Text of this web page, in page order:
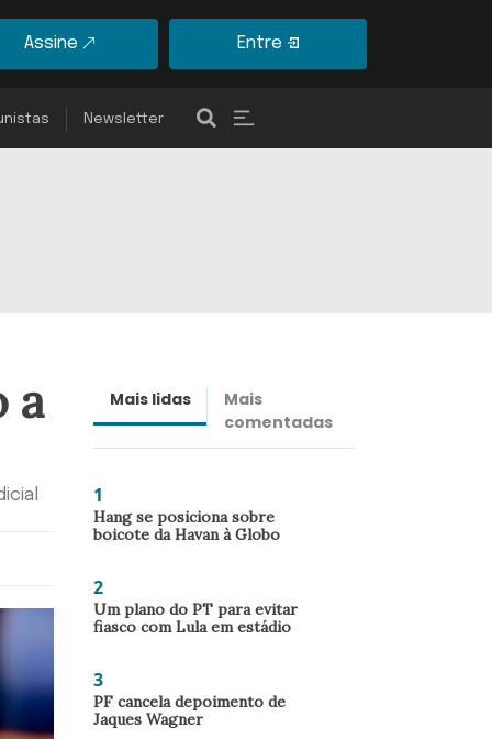
Assine Entre
Newsletter
a Mais lidas
Mais
comentadas
1
Hang se posiciona sobre
boicote da Havan à Globo
2
Um plano do PT para evitar
fiasco com Lula em estádio
3
PF cancela depoimento de
Jaques Wagner